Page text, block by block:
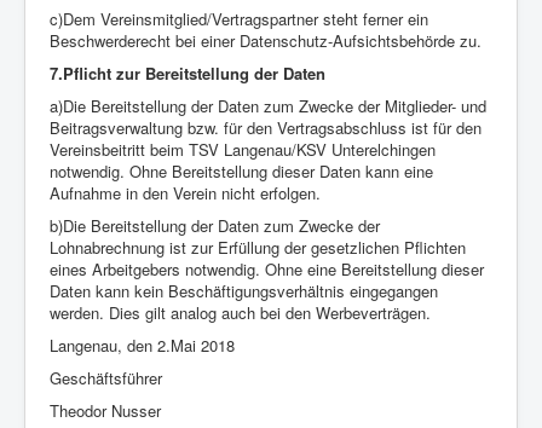
c)Dem Vereinsmitglied/Vertragspartner steht ferner ein
Beschwerderecht bei einer Datenschutz-Aufsichtsbehörde zu.
7.Pflicht zur Bereitstellung der Daten
a)Die Bereitstellung der Daten zum Zwecke der Mitglieder- und
Beitragsverwaltung bzw. für den Vertragsabschluss ist für den
Vereinsbeitritt beim TSV Langenau/KSV Unterelchingen
notwendig. Ohne Bereitstellung dieser Daten kann eine
Aufnahme in den Verein nicht erfolgen.
b)Die Bereitstellung der Daten zum Zwecke der
Lohnabrechnung ist zur Erfüllung der gesetzlichen Pflichten
eines Arbeitgebers notwendig. Ohne eine Bereitstellung dieser
Daten kann kein Beschäftigungsverhältnis eingegangen
werden. Dies gilt analog auch bei den Werbeverträgen.
Langenau, den 2.Mai 2018
Geschäftsführer
Theodor Nusser